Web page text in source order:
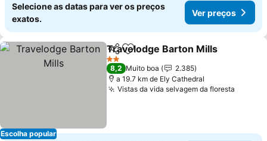
Selecione as datas para ver os preços
exatos.
Ver preços
Escolha popular
PartilharAdicionar aos favoritos
Travelodge Barton Mills
2 Estrelas
8,2 Muito boa
2.385
a 19.7 km de Ely Cathedral
Vistas da vida selvagem da floresta